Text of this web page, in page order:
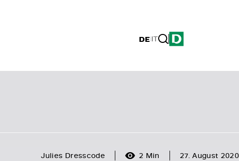
DE|IT
Julies Dresscode 2 Min 27. August 2020